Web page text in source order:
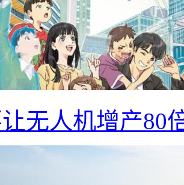
无人机增产80